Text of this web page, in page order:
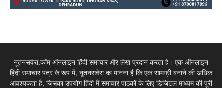
नूतनसवेरा.कॉम ऑनलाइन हिंदी समाचार और लेख प्रदान करता है। एक ऑनलाइन
हिंदी समाचार पत्र के रूप में, नूतनसवेरा का मानना है कि एक सामग्री बनाने की अधिक
आवश्यकता है, जिसका उपयोग हिंदी मैं समाचार पाठकों के लिए डिजिटल माध्यम की पूरी